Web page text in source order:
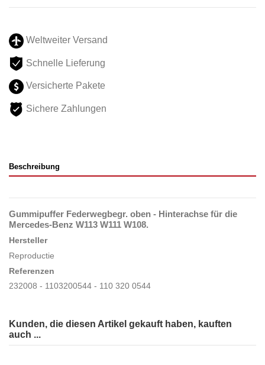
Weltweiter Versand
Schnelle Lieferung
Versicherte Pakete
Sichere Zahlungen
Beschreibung
Gummipuffer Federwegbegr. oben - Hinterachse für die
Mercedes-Benz W113 W111 W108.
Hersteller
Reproductie
Referenzen
232008 - 1103200544 - 110 320 0544
Kunden, die diesen Artikel gekauft haben, kauften
auch ...